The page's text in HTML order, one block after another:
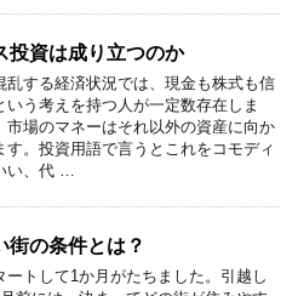
投資は成り立つのか
乱する経済状況では、現金も株式も信
いう考えを持つ人が一定数存在しま
市場のマネーはそれ以外の資産に向か
す。投資用語で言うとこれをコモディ
い、代 …
街の条件とは？
ートして1か月がたちました。引越し